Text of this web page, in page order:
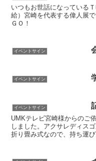
いつもお世話になっている
給）宮崎を代表する偉人展
ＧＯ！
イベントサイン
イベントサイン
イベントサイン
UMKテレビ宮崎様からのご
しました。アクサレディス
折り畳み式なので、持ち運び